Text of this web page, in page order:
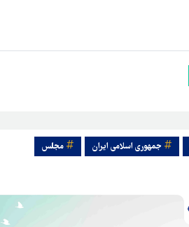
جمهوری اسلامی ایران مجلس